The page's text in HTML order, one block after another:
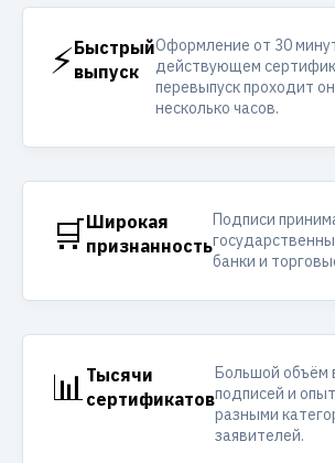
⚡Быстрый
выпуск
Оформление от 30
действующем
перевыпуск проходит
несколько часов.
🛒Широкая
признанность
Подписи
банки и
📊 Тысячи
сертификатов
Большой объём
подписей и
разными
заявителей.